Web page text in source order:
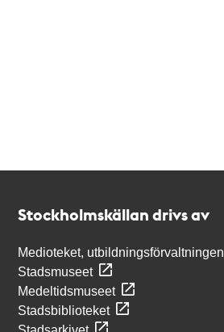
Stockholmskällan drivs av
Medioteket, utbildningsförvaltningen
Stadsmuseet
Medeltidsmuseet
Stadsbiblioteket